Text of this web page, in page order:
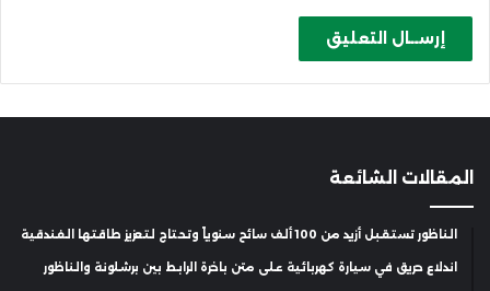
المقالات الشائعة
الناظور تستقبل أزيد من 100 ألف سائح سنوياً وتحتاج لتعزيز طاقتها الفندقية
اندلاع حريق في سيارة كهربائية على متن باخرة الرابط بين برشلونة والناظور